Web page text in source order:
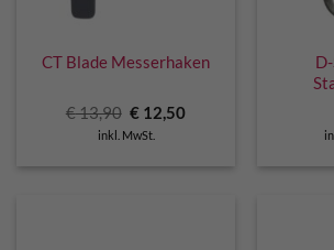
CT Blade Messerhaken
€13,90 Ursprünglicher
Preis
war:
€ 12,50Aktueller
inkl. MwSt.